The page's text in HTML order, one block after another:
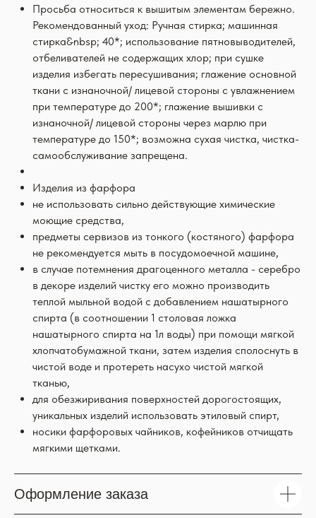
Просьба относиться к вышитым элементам бережно.
Рекомендованный уход: Ручная стирка; машинная
стирка&nbsp; 40*; использование пятновыводителей,
отбеливателей не содержащих хлор; при сушке
изделия избегать пересушивания; глажение основной
ткани с изнаночной/ лицевой стороны с увлажнением
при температуре до 200*; глажение вышивки с
изнаночной/ лицевой стороны через марлю при
температуре до 150*; возможна сухая чистка, чистка-
самообслуживание запрещена.
Изделия из фарфора
не использовать сильно действующие химические
моющие средства,
предметы сервизов из тонкого (костяного) фарфора
не рекомендуется мыть в посудомоечной машине,
в случае потемнения драгоценного металла - серебро
в декоре изделий чистку его можно производить
теплой мыльной водой с добавлением нашатырного
спирта (в соотношении 1 столовая ложка
нашатырного спирта на 1л воды) при помощи мягкой
хлопчатобумажной ткани, затем изделия сполоснуть в
чистой воде и протереть насухо чистой мягкой
тканью,
для обезжиривания поверхностей дорогостоящих,
уникальных изделий использовать этиловый спирт,
носики фарфоровых чайников, кофейников отчищать
мягкими щетками.
Оформление заказа